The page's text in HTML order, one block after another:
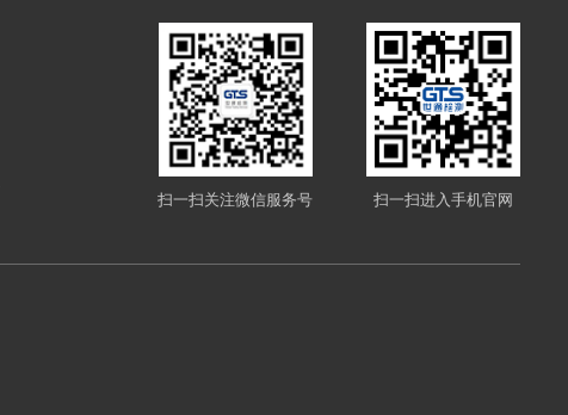
扫一扫关注微信服务号 扫一扫进入手机官网